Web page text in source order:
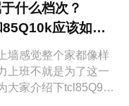
什么档次？
应该如何
感觉整个家都像样
上班不就是为了这一
大家介绍下tcl85Q9K